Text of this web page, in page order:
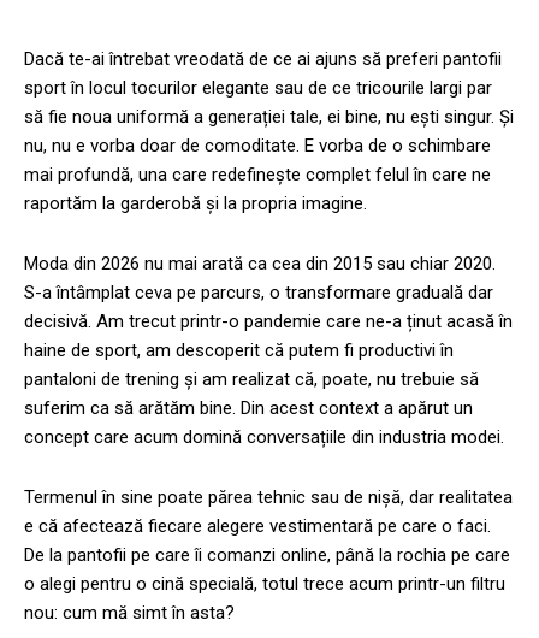
Dacă te-ai întrebat vreodată de ce ai ajuns să preferi pantofii
sport în locul tocurilor elegante sau de ce tricourile largi par
să fie noua uniformă a generației tale, ei bine, nu ești singur. Și
nu, nu e vorba doar de comoditate. E vorba de o schimbare
mai profundă, una care redefinește complet felul în care ne
raportăm la garderobă și la propria imagine.
Moda din 2026 nu mai arată ca cea din 2015 sau chiar 2020.
S-a întâmplat ceva pe parcurs, o transformare graduală dar
decisivă. Am trecut printr-o pandemie care ne-a ținut acasă în
haine de sport, am descoperit că putem fi productivi în
pantaloni de trening și am realizat că, poate, nu trebuie să
suferim ca să arătăm bine. Din acest context a apărut un
concept care acum domină conversațiile din industria modei.
Termenul în sine poate părea tehnic sau de nișă, dar realitatea
e că afectează fiecare alegere vestimentară pe care o faci.
De la pantofii pe care îi comanzi online, până la rochia pe care
o alegi pentru o cină specială, totul trece acum printr-un filtru
nou: cum mă simt în asta?